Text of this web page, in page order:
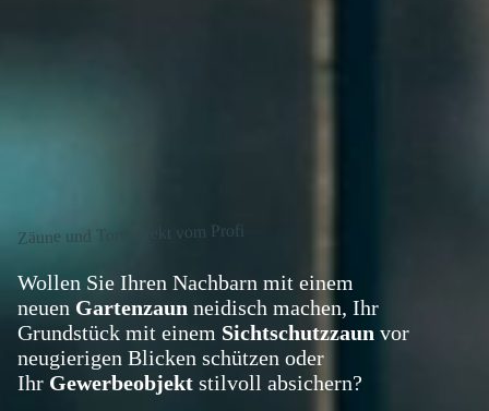
Zäune und Tore direkt vom Profi
Wollen Sie Ihren Nachbarn mit einem
neuen Gartenzaun neidisch machen, Ihr
Grundstück mit einem Sichtschutzzaun vor
neugierigen Blicken schützen oder
Ihr Gewerbeobjekt stilvoll absichern?